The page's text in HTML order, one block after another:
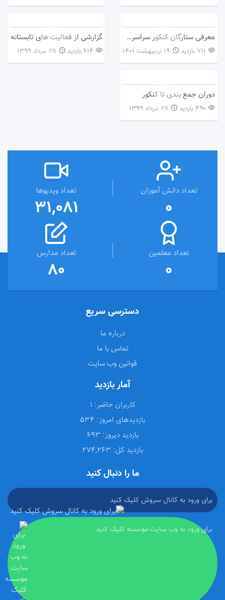
معرفی ستارگان کنکور سراسری ۱۴۰۰ و دانش آموزان برتر دبیرستان دخترانه دوره دوم_ واحد دو
711 بازدید ۱۹ اردیبهشت ۱۴۰۱
گزارشی از فعالیت های تابستانه
614 بازدید ۲۸ مرداد ۱۳۹۹
دوران جمع بندی تا کنکور
490 بازدید ۲۸ مرداد ۱۳۹۹
تعداد دانش آموزان
0
تعداد ویدیوها
31,081
تعداد معلمین
0
تعداد مدارس
80
دسترسی سریع
درباره ما
تماس با ما
قوانین وب سایت
آمار بازدید
کاربران حاضر:
بازدیدهای امروز:
بازدید دیروز:
بازدید کل:
ما را دنبال کنید
برای ورود به کانال سروش کلیک کنید
برای ورود به وب سایت موسسه کلیک کنید